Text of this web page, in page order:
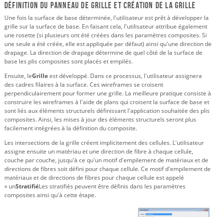
Définition du panneau de grille et création de la grille
Une fois la surface de base déterminée, l'utilisateur est prêt à développer la
grille sur la surface de base. En faisant cela, l'utilisateur attribue également
une rosette (si plusieurs ont été créées dans les paramètres composites. Si
une seule a été créée, elle est appliquée par défaut) ainsi qu'une direction de
drapage. La direction de drapage détermine de quel côté de la surface de
base les plis composites sont placés et empilés.
Ensuite, leGrilleest développé. Dans ce processus, l'utilisateur assignera
des cadres filaires à la surface. Ces wireframes se croisent
perpendiculairement pour former une grille. La meilleure pratique consiste à
construire les wireframes à l'aide de plans qui croisent la surface de base et
sont liés aux éléments structurels définissant l'application souhaitée des plis
composites. Ainsi, les mises à jour des éléments structurels seront plus
facilement intégrées à la définition du composite.
Les intersections de la grille créent implicitement des cellules. L'utilisateur
assigne ensuite un matériau et une direction de fibre à chaque cellule,
couche par couche, jusqu'à ce qu'un motif d'empilement de matériaux et de
directions de fibres soit défini pour chaque cellule. Ce motif d'empilement de
matériaux et de directions de fibres pour chaque cellule est appelé
« unStratifiéLes stratifiés peuvent être définis dans les paramètres
composites ainsi qu'à cette étape.